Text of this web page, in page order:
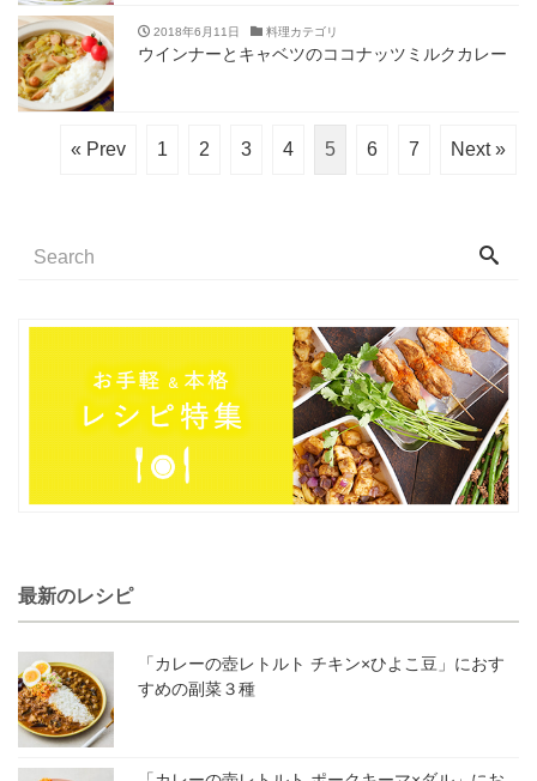
2018年6月11日 料理カテゴリ
ウインナーとキャベツのココナッツミルクカレー
« Prev 1 2 3 4 5 6 7 Next »
最新のレシピ
「カレーの壺レトルト チキン×ひよこ豆」におす
すめの副菜３種